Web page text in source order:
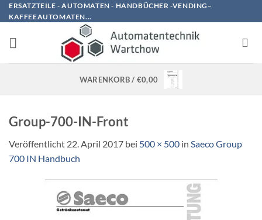
Zum
Inhalt
springen
ERSATZTEILE - AUTOMATEN - HANDBÜCHER -VENDING–
KAFFEEAUTOMATEN...
WARENKORB / €0,00
Group-700-IN-Front
Veröffentlicht 22. April 2017 bei 500 × 500 in Saeco Group
700 IN Handbuch